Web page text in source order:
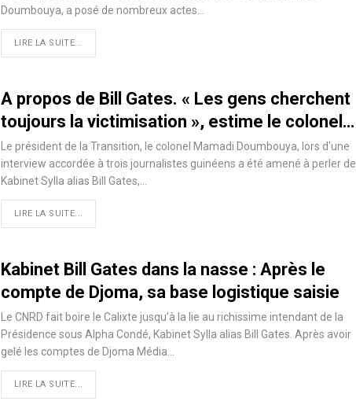
Doumbouya, a posé de nombreux actes…
LIRE LA SUITE...
A propos de Bill Gates. « Les gens cherchent
toujours la victimisation », estime le colonel…
Le président de la Transition, le colonel Mamadi Doumbouya, lors d'une
interview accordée à trois journalistes guinéens a été amené à perler de
Kabinet Sylla alias Bill Gates,…
LIRE LA SUITE...
Kabinet Bill Gates dans la nasse : Après le
compte de Djoma, sa base logistique saisie
Le CNRD fait boire le Calixte jusqu’à la lie au richissime intendant de la
Présidence sous Alpha Condé, Kabinet Sylla alias Bill Gates. Après avoir
gelé les comptes de Djoma Média…
LIRE LA SUITE...